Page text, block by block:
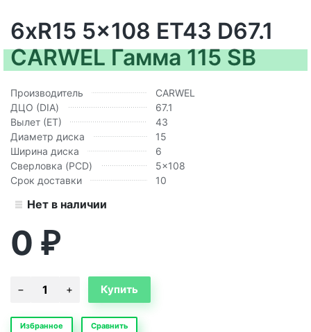
6xR15 5x108 ET43 D67.1
CARWEL Гамма 115 SB
Производитель
CARWEL
ДЦО (DIA)
67.1
Вылет (ЕТ)
43
Диаметр диска
15
Ширина диска
6
Сверловка (PCD)
5x108
Срок доставки
10
Нет в наличии
0 ₽
Избранное Сравнить